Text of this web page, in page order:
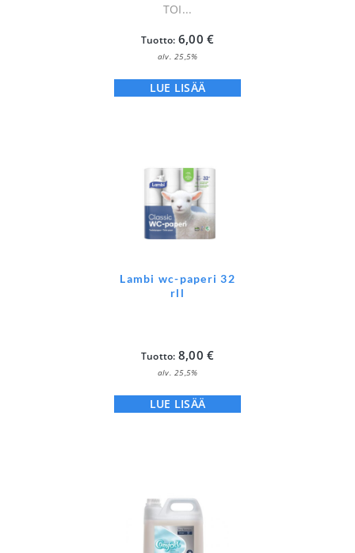
TOI...
Tuotto: 6,00 €
alv. 25,5%
LUE LISÄÄ
Lambi wc-paperi 32
rll
Tuotto: 8,00 €
alv. 25,5%
LUE LISÄÄ